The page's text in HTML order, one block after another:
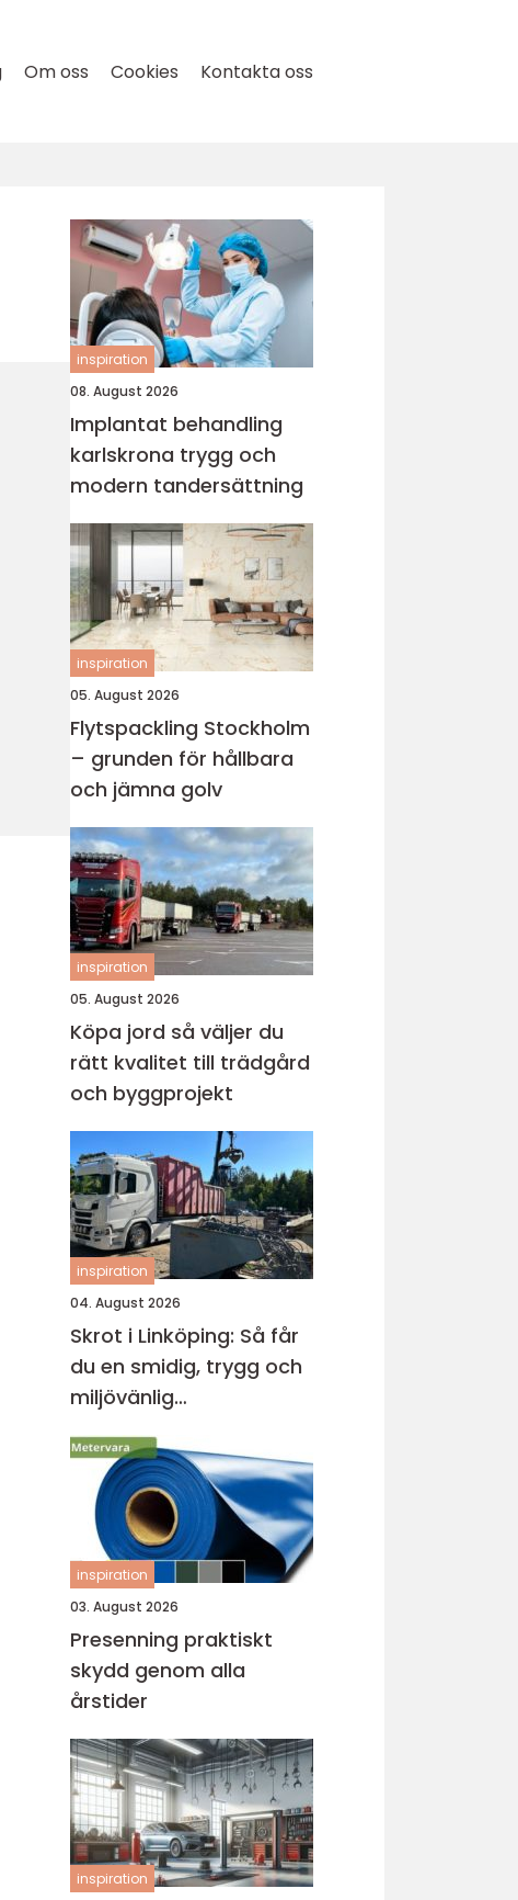
Om oss Cookies Kontakta oss
inspiration
08. August 2026
Implantat behandling
karlskrona trygg och
modern tandersättning
inspiration
05. August 2026
Flytspackling Stockholm
– grunden för hållbara
och jämna golv
inspiration
05. August 2026
Köpa jord så väljer du
rätt kvalitet till trädgård
och byggprojekt
inspiration
04. August 2026
Skrot i Linköping: Så får
du en smidig, trygg och
miljövänlig
skrothantering
inspiration
03. August 2026
Presenning praktiskt
skydd genom alla
årstider
inspiration